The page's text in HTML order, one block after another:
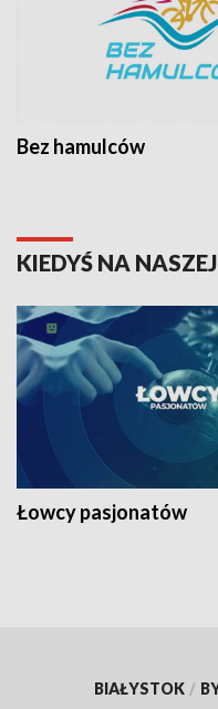
Bez hamulców
KIEDYŚ NA
Łowcy pasjonatów
BIAŁYSTOK /